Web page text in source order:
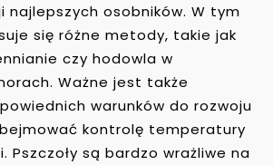
najlepszych osobników. W tym
się różne metody, takie jak
czy hodowla w
Ważne jest także
warunków do rozwoju
kontrolę temperatury
Pszczoły są bardzo wrażliwe na